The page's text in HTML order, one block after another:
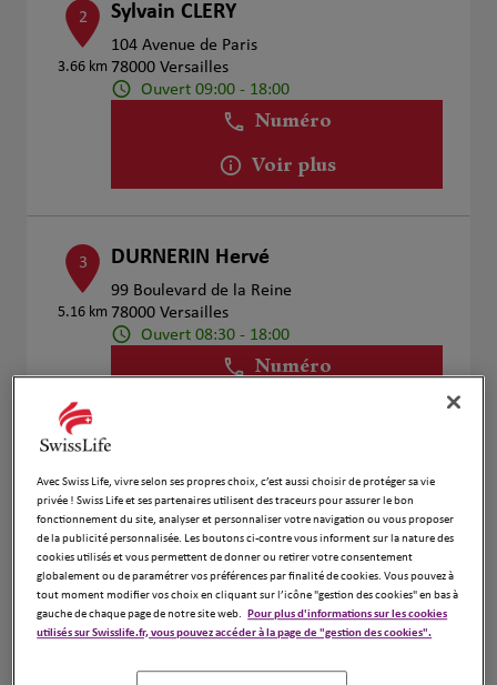
2
3.66 km
Sylvain CLERY
104 Avenue de Paris
78000 Versailles
Ouvert 09:00 - 18:00
Numéro
Voir plus
3
5.16 km
DURNERIN Hervé
99 Boulevard de la Reine
78000 Versailles
Ouvert 08:30 - 18:00
Numéro
4
5.25 km
Benjamin Proux et Oana Horge
12 Parvis Colonel Arnaud Beltrame
78000 Versailles
Ouvert 09:00 - 12:00 et 13:00 - 18:00
Numéro
Avec Swiss Life, vivre selon ses propres choix, c’est aussi choisir de protéger sa vie
privée ! Swiss Life et ses partenaires utilisent des traceurs pour assurer le bon
fonctionnement du site, analyser et personnaliser votre navigation ou vous proposer
de la publicité personnalisée. Les boutons ci-contre vous informent sur la nature des
cookies utilisés et vous permettent de donner ou retirer votre consentement
globalement ou de paramétrer vos préférences par finalité de cookies. Vous pouvez à
tout moment modifier vos choix en cliquant sur l’icône "gestion des cookies" en bas à
gauche de chaque page de notre site web. Pour plus d'informations sur les cookies
utilisés sur Swisslife.fr, vous pouvez accéder à la page de "gestion des cookies".